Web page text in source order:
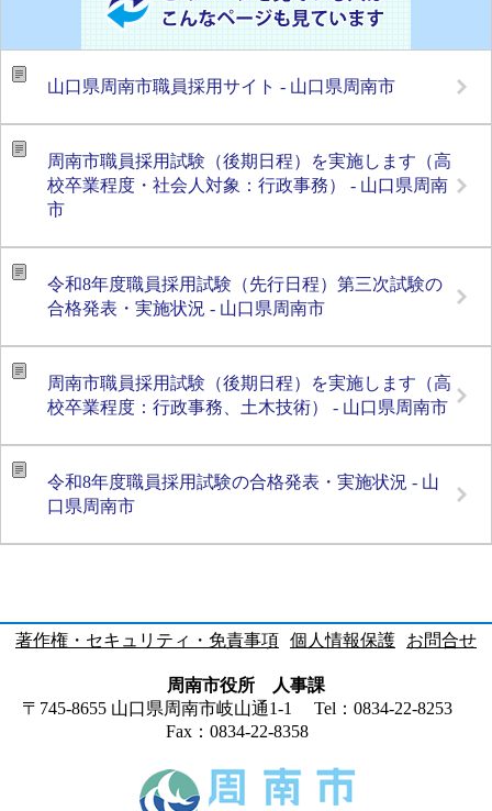
山口県周南市職員採用サイト - 山口県周南市
周南市職員採用試験（後期日程）を実施します（高
校卒業程度・社会人対象：行政事務） - 山口県周南
市
令和8年度職員採用試験（先行日程）第三次試験の
合格発表・実施状況 - 山口県周南市
周南市職員採用試験（後期日程）を実施します（高
校卒業程度：行政事務、土木技術） - 山口県周南市
令和8年度職員採用試験の合格発表・実施状況 - 山
口県周南市
著作権・セキュリティ・免責事項 個人情報保護 お問合せ
周南市役所 人事課
〒745-8655 山口県周南市岐山通1-1
Tel：0834-22-8253
Fax：0834-22-8358